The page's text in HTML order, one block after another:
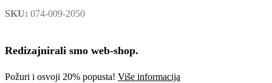
SKU: 074-009-2050
Redizajnirali smo web-shop.
Požuri i osvoji 20% popusta! Više informacija